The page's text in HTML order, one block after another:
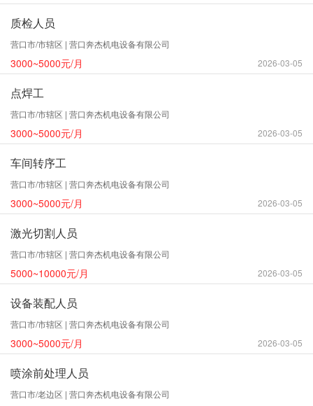
质检人员
营口市/市辖区 | 营口奔杰机电设备有限公司
3000~5000元/月 2026-03-05
点焊工
营口市/市辖区 | 营口奔杰机电设备有限公司
3000~5000元/月 2026-03-05
车间转序工
营口市/市辖区 | 营口奔杰机电设备有限公司
3000~5000元/月 2026-03-05
激光切割人员
营口市/市辖区 | 营口奔杰机电设备有限公司
5000~10000元/月 2026-03-05
设备装配人员
营口市/市辖区 | 营口奔杰机电设备有限公司
3000~5000元/月 2026-03-05
喷涂前处理人员
营口市/老边区 | 营口奔杰机电设备有限公司